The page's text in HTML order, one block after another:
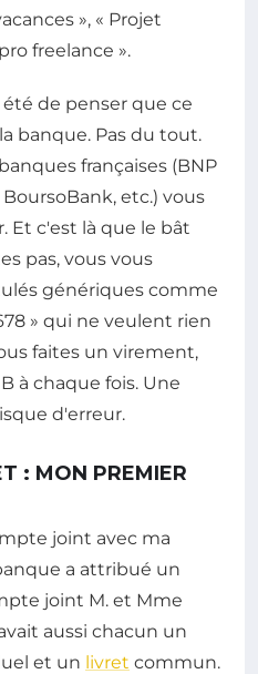
», « Projet
freelance ».
de penser que ce
banque. Pas du tout.
françaises (BNP
BoursoBank, etc.) vous
Et c'est là que le bât
pas, vous vous
génériques comme
» qui ne veulent rien
faites un virement,
à chaque fois. Une
d'erreur.
: MON PREMIER
joint avec ma
a attribué un
joint M. et Mme
aussi chacun un
et un livret commun.